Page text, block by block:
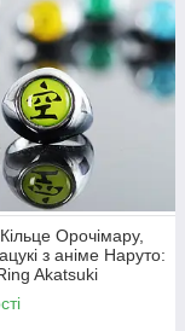
Орочімару,
з аніме Наруто:
Akatsuki
anime Naruto